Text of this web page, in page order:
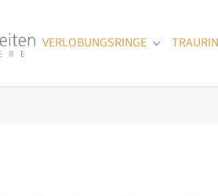
VERLOBUNGSRINGE
Submenu